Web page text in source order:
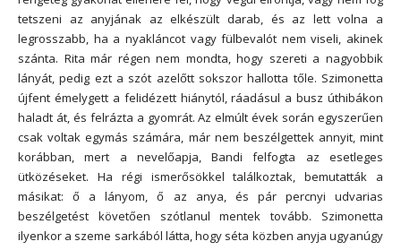
tetszeni az anyjának az elkészült darab, és az lett volna a
legrosszabb, ha a nyakláncot vagy fülbevalót nem viseli, akinek
szánta. Rita már régen nem mondta, hogy szereti a nagyobbik
lányát, pedig ezt a szót azelőtt sokszor hallotta tőle. Szimonetta
újfent émelygett a felidézett hiánytól, ráadásul a busz úthibákon
haladt át, és felrázta a gyomrát. Az elmúlt évek során egyszerűen
csak voltak egymás számára, már nem beszélgettek annyit, mint
korábban, mert a nevelőapja, Bandi felfogta az esetleges
ütközéseket. Ha régi ismerősökkel találkoztak, bemutatták a
másikat: ő a lányom, ő az anya, és pár percnyi udvarias
beszélgetést követően szótlanul mentek tovább. Szimonetta
ilyenkor a szeme sarkából látta, hogy séta közben anyja ugyanúgy